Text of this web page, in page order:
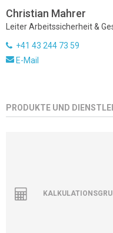
Christian Mahrer
Leiter Arbeitssicherheit &
+41 43 244 73 59
E-Mail
PRODUKTE UND